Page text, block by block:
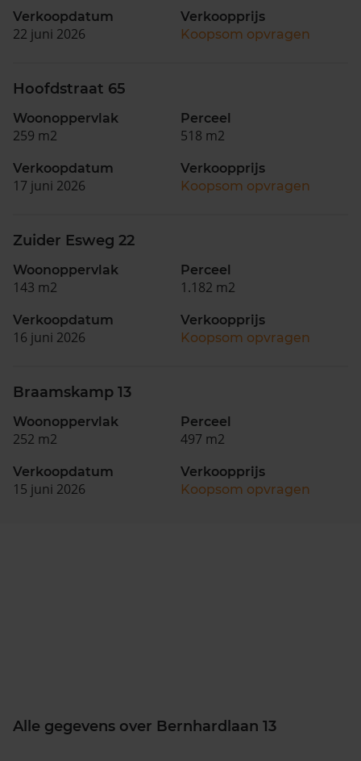
Verkoopdatum
22 juni 2026
Verkoopprijs
Koopsom opvragen
Hoofdstraat 65
Woonoppervlak
259 m2
Perceel
518 m2
Verkoopdatum
17 juni 2026
Verkoopprijs
Koopsom opvragen
Zuider Esweg 22
Woonoppervlak
143 m2
Perceel
1.182 m2
Verkoopdatum
16 juni 2026
Verkoopprijs
Koopsom opvragen
Braamskamp 13
Woonoppervlak
252 m2
Perceel
497 m2
Verkoopdatum
15 juni 2026
Verkoopprijs
Koopsom opvragen
Alle gegevens over Bernhardlaan 13